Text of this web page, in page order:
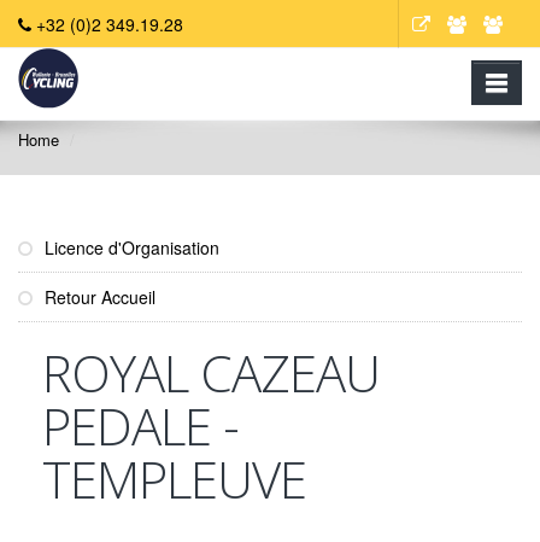
+32 (0)2 349.19.28
Home
Licence d'Organisation
Retour Accueil
ROYAL CAZEAU
PEDALE -
TEMPLEUVE